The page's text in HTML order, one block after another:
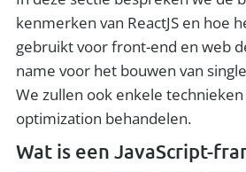
kenmerken van ReactJS en hoe
gebruikt voor front-end en web
name voor het bouwen van
We zullen ook enkele
optimization behandelen.
Wat is een JavaScript-